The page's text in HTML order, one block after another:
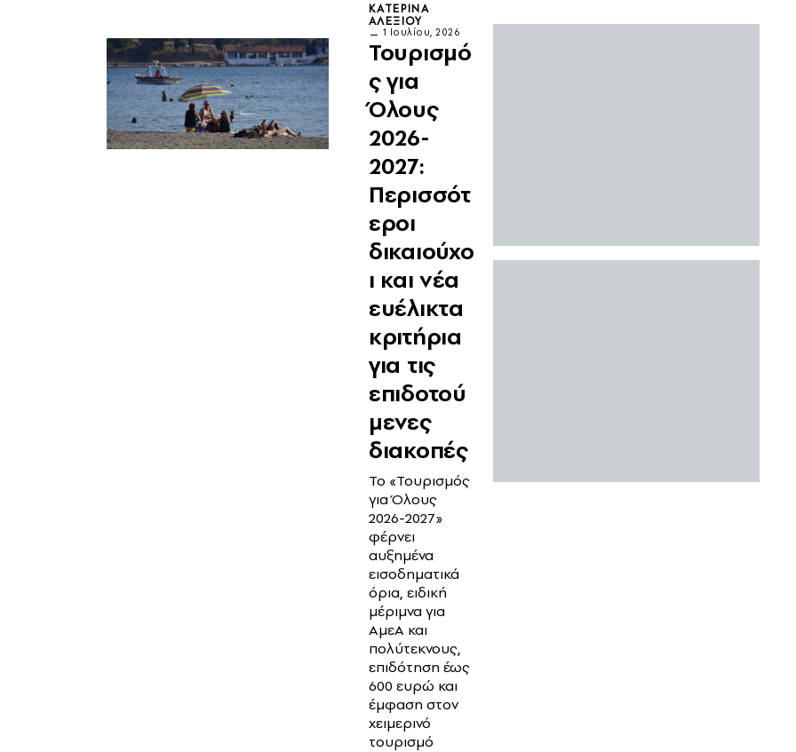
ΚΑΤΕΡΊΝΑ
ΑΛΕΞΊΟΥ
1 Ιουλίου, 2026
Τουρισμό
ς για
Όλους
2026-
2027:
Περισσότ
εροι
δικαιούχο
ι και νέα
ευέλικτα
κριτήρια
για τις
επιδοτού
μενες
διακοπές
Το «Τουρισμός
για Όλους
2026-2027»
φέρνει
αυξημένα
εισοδηματικά
όρια, ειδική
μέριμνα για
ΑμεΑ και
πολύτεκνους,
επιδότηση έως
600 ευρώ και
έμφαση στον
χειμερινό
τουρισμό